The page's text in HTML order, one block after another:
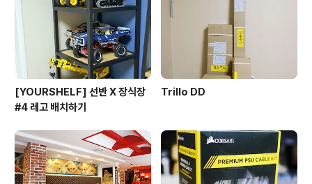
[YOURSHELF] 선반 X 장식장
#4 레고 배치하기
Trillo DD